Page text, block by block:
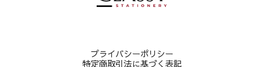
プライバシーポリシー
特定商取引法に基づく表記